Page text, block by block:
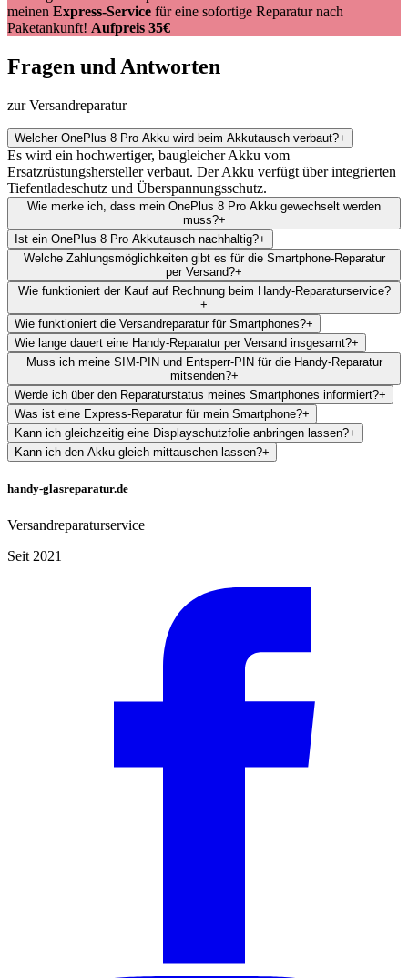
meinen Express-Service für eine sofortige Reparatur nach
Paketankunft! Aufpreis 35€
Fragen und Antworten
zur Versandreparatur
Welcher OnePlus 8 Pro Akku wird beim Akkutausch verbaut?+
Es wird ein hochwertiger, baugleicher Akku vom
Ersatzrüstungshersteller verbaut. Der Akku verfügt über integrierten
Tiefentladeschutz und Überspannungsschutz.
Wie merke ich, dass mein OnePlus 8 Pro Akku gewechselt werden
muss?+
Ist ein OnePlus 8 Pro Akkutausch nachhaltig?+
Welche Zahlungsmöglichkeiten gibt es für die Smartphone-Reparatur
per Versand?+
Wie funktioniert der Kauf auf Rechnung beim Handy-Reparaturservice?
+
Wie funktioniert die Versandreparatur für Smartphones?+
Wie lange dauert eine Handy-Reparatur per Versand insgesamt?+
Muss ich meine SIM-PIN und Entsperr-PIN für die Handy-Reparatur
mitsenden?+
Werde ich über den Reparaturstatus meines Smartphones informiert?+
Was ist eine Express-Reparatur für mein Smartphone?+
Kann ich gleichzeitig eine Displayschutzfolie anbringen lassen?+
Kann ich den Akku gleich mittauschen lassen?+
handy-glasreparatur.de
Versandreparaturservice
Seit 2021